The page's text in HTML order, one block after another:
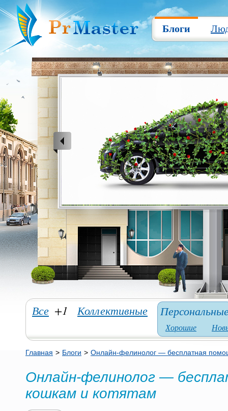
Блоги
Все +1 Коллективные
Хорошие
Главная > Блоги > Онлайн-фелинолог — бесплатная
Онлайн-фелинолог —
кошкам и котятам